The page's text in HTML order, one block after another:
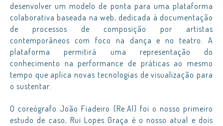
desenvolver um modelo de ponta para uma plataforma
colaborativa baseada na web, dedicada à documentação
de processos de composição por artistas
contemporâneos com foco na dança e no teatro. A
plataforma permitirá uma representação do
conhecimento na performance de práticas ao mesmo
tempo que aplica novas tecnologias de visualização para
o sustentar.
O coreógrafo João Fiadeiro (Re.Al) foi o nosso primeiro
estudo de caso, Rui Lopes Graça é o nosso atual e dois